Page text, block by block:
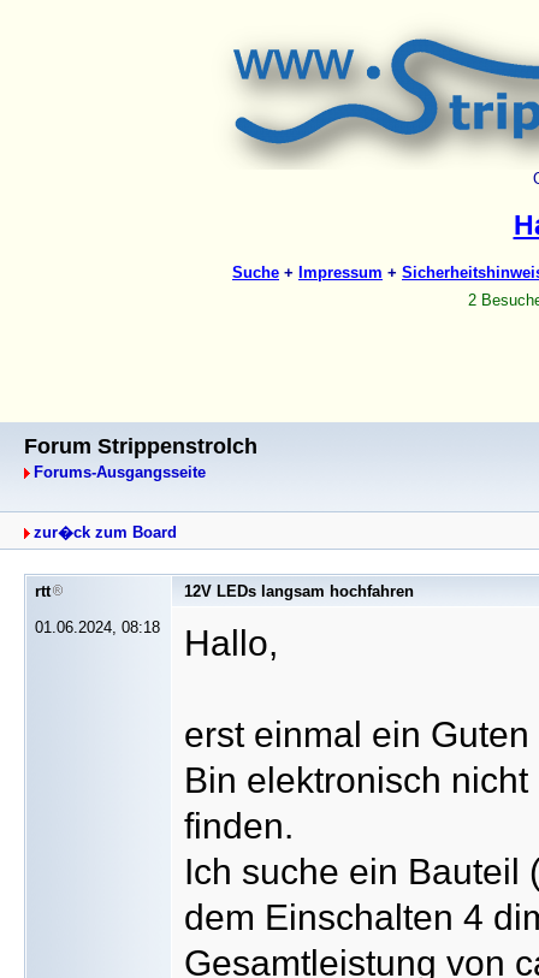
Forum Strippenstrolch
Forums-Ausgangsseite
zur�ck zum Board
rtt
01.06.2024, 08:18
12V LEDs langsam hochfahren
Hallo,
erst einmal ein
Bin elektronisch
finden.
Ich suche ein Bauteil
dem Einschalten 4
Gesamtleistung von